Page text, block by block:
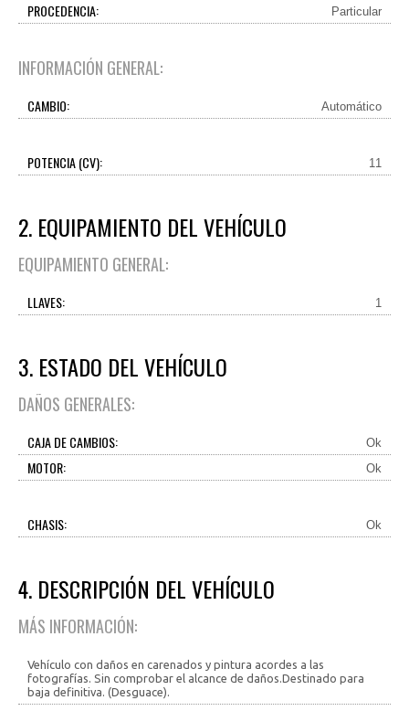
PROCEDENCIA: Particular
INFORMACIÓN GENERAL:
CAMBIO: Automático
POTENCIA (CV): 11
2. EQUIPAMIENTO DEL VEHÍCULO
EQUIPAMIENTO GENERAL:
LLAVES: 1
3. ESTADO DEL VEHÍCULO
DAÑOS GENERALES:
CAJA DE CAMBIOS: Ok
MOTOR: Ok
CHASIS: Ok
4. DESCRIPCIÓN DEL VEHÍCULO
MÁS INFORMACIÓN:
Vehículo con daños en carenados y pintura acordes a las
fotografías. Sin comprobar el alcance de daños.Destinado para
baja definitiva. (Desguace).